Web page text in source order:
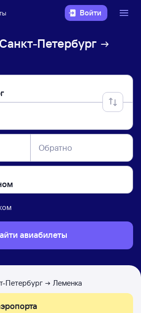
Войти
Санкт-Петербург
Обратно
авиабилеты
Петербург Леменка